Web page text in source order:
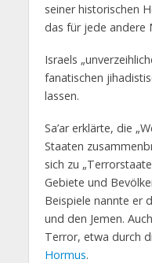
seiner historischen
das für jede andere
Israels
fanatischen
lassen.
Sa’ar erklärte, die
Staaten
sich zu
Gebiete und
Beispiele nannte er
und den Jemen.
Terror, etwa durch
Hormus.